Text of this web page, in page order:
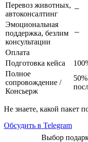
Перевоз животных,
автоконсалтинг
Эмоциональная
поддержка, безлим
консультации
Оплата
Подготовка кейса
Полное
сопровождение /
Консьерж
Не знаете, какой пакет
Обсудить в Telegram
Выбор